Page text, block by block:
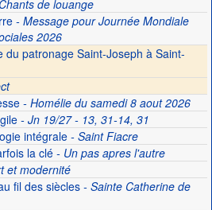
de louange
- Message pour Journée Mondiale
2026
du patronage Saint-Joseph à Saint-
- Homélie du samedi 8 aout 2026
- Jn 19/27 - 13, 31-14, 31
intégrale- Saint Fiacre
la clé- Un pas apres l'autre
et modernité
fil des siècles- Sainte Catherine de